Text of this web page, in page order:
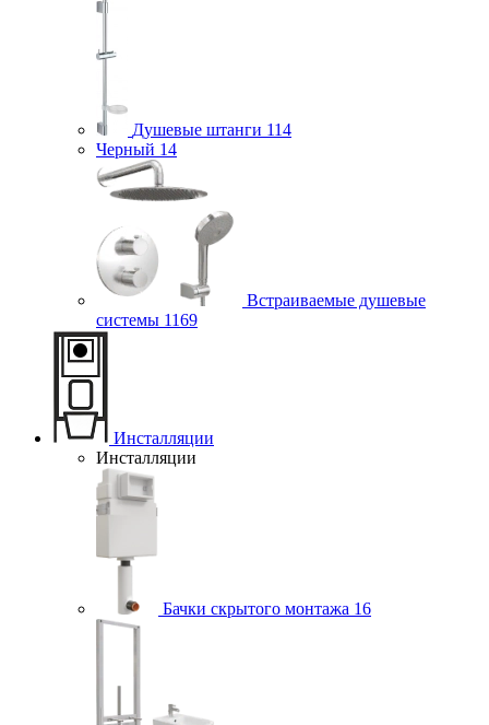
Душевые штанги 114
Черный 14
Встраиваемые душевые
системы 1169
Инсталляции
Инсталляции
Бачки скрытого монтажа 16